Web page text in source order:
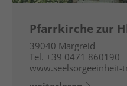
Pfarrkirche zur
39040 Margreid
Tel. +39 0471 860190
www.seelsorgeeinheit-